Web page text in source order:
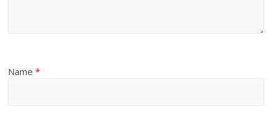
Name*